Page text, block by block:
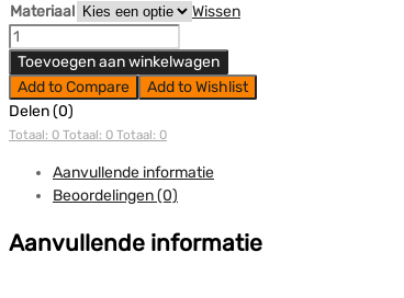
€ 179,50
Materiaal
Wissen
Dakdragers
Toyota
Verso
5
Deurs
2009-
2015
Atera
Toevoegen aan winkelwagen
Add to Compare
Add to Wishlist
Delen (0)
Totaal: 0 Totaal: 0 Totaal: 0
Aanvullende informatie
Beoordelingen (0)
Aanvullende informatie